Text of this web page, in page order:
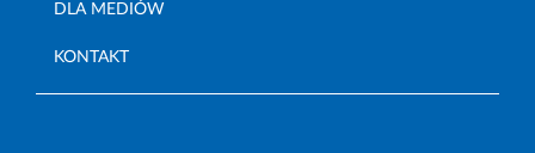
DLA MEDIÓW
KONTAKT